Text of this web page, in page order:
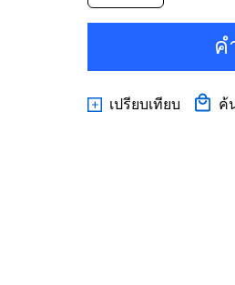
ค
เปรียบเทียบ ค้